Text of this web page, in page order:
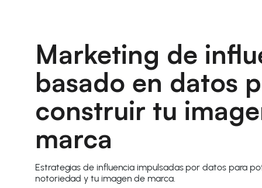
Realice un seguimiento y gestione los pagos de
afiliados con total sencillez.
Monitoriza y gestiona los pagos de tus afiliados
total sencillez.
Realiza un seguimiento de
colaboraciones desde la
total sencillez.
Marketing de
basado en datos
construir tu
marca
Estrategias de influencia impulsadas por datos para
notoriedad y tu imagen de marca.